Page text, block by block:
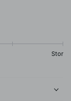
Stor